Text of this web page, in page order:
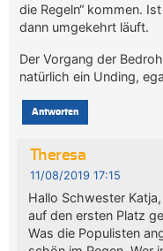
die Regeln“ kommen.
dann umgekehrt läuft.
Der Vorgang der
natürlich ein Unding,
Antworten
Theresa
11/08/2019 17:15
Hallo Schwester
auf den ersten Platz
Was die Populisten